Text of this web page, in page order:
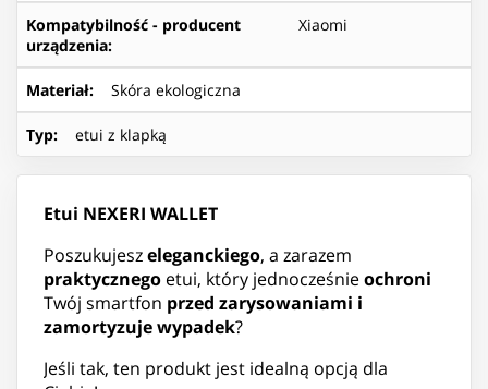
Kompatybilność - producent
urządzenia:
Xiaomi
Materiał: Skóra ekologiczna
Typ: etui z klapką
Etui NEXERI WALLET
Poszukujeszeleganckiego, a zarazem
praktycznego etui, który jednocześnieochroni
Twój smartfon przed zarysowaniami i
zamortyzuje wypadek?
Jeśli tak, ten produkt jest idealną opcją dla